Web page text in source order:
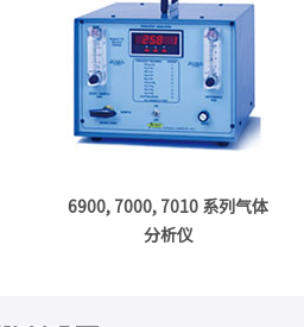
6900, 7000, 7010 系列气体
分析仪